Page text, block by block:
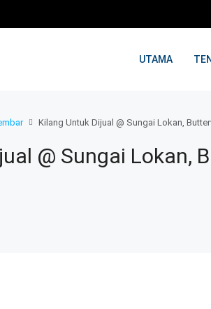
UTAMA
Kilang Untuk Dijual @ Sungai Lokan,
@ Sungai Lokan,